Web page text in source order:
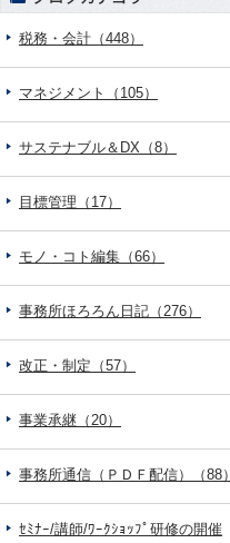
税務・会計（448）
マネジメント（105）
サステナブル＆DX（8）
目標管理（17）
モノ・コト編集（66）
事務所ほろろん日記（276）
改正・制定（57）
事業承継（20）
事務所通信（ＰＤＦ配信）（88）
ｾﾐﾅｰ/講師/ﾜｰｸｼｮｯﾌﾟ研修の開催